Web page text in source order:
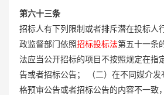
第六十三条
招标人有下列限制或者排斥潜在投标人
政监督部门依照招标投标法第五十一条
法应当公开招标的项目不按照规定在指
告或者招标公告； （二）在不同媒介
格预审公告或者招标公告的内容不一致